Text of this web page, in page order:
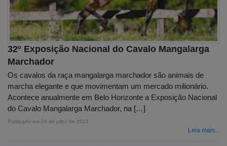
32º Exposição Nacional do Cavalo Mangalarga
Marchador
Os cavalos da raça mangalarga marchador são animais de
marcha elegante e que movimentam um mercado milionário.
Acontece anualmente em Belo Horizonte a Exposição Nacional
do Cavalo Mangalarga Marchador, na […]
Publicado em 24 de julho de 2013
Leia mais...